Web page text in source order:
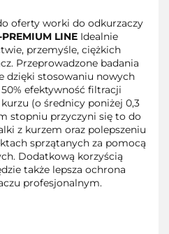
oferty worki do odkurzaczy
PREMIUM LINE Idealnie
przemyśle, ciężkich
Przeprowadzone badania
dzięki stosowaniu nowych
efektywność filtracji
(o średnicy poniżej 0,3
stopniu przyczyni się to do
z kurzem oraz polepszeniu
sprzątanych za pomocą
Dodatkową korzyścią
także lepsza ochrona
profesjonalnym.